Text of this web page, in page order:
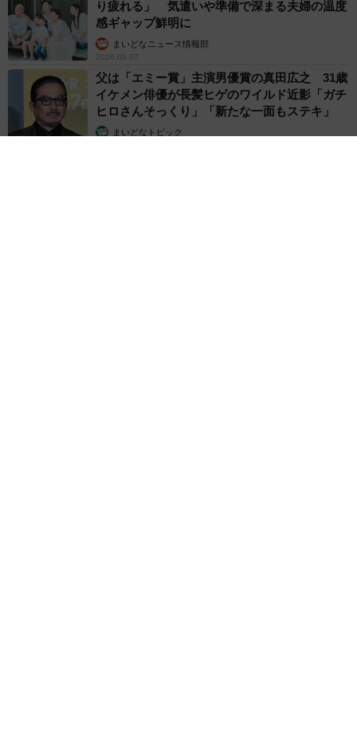
り疲れる」 気遣いや準備で深まる夫婦の温度
感ギャップ鮮明に
まいどなニュース情報部
2026.08.07
父は「エミー賞」主演男優賞の真田広之 31歳
イケメン俳優が長髪ヒゲのワイルド近影「ガチ
ヒロさんそっくり」「新たな一面もステキ」
まいどなトピック